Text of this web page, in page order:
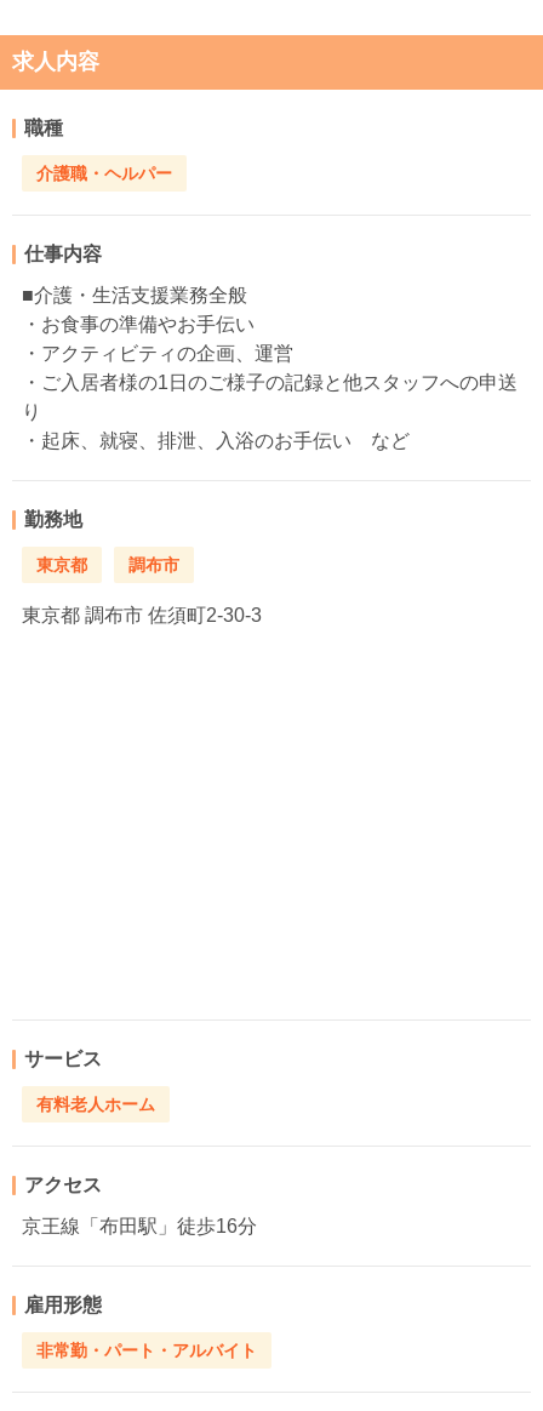
求人内容
職種
介護職・ヘルパー
仕事内容
■介護・生活支援業務全般
・お食事の準備やお手伝い
・アクティビティの企画、運営
・ご入居者様の1日のご様子の記録と他スタッフへの申送
り
・起床、就寝、排泄、入浴のお手伝い など
勤務地
東京都 調布市
東京都 調布市 佐須町2-30-3
サービス
有料老人ホーム
アクセス
京王線「布田駅」徒歩16分
雇用形態
非常勤・パート・アルバイト